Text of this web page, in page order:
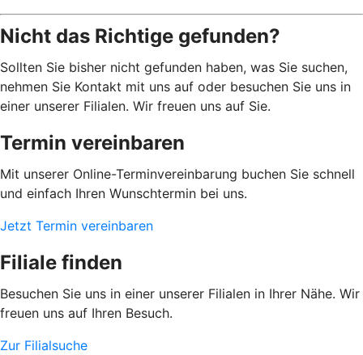
Nicht das Richtige gefunden?
Sollten Sie bisher nicht gefunden haben, was Sie suchen,
nehmen Sie Kontakt mit uns auf oder besuchen Sie uns in
einer unserer Filialen. Wir freuen uns auf Sie.
Termin vereinbaren
Mit unserer Online-Terminvereinbarung buchen Sie schnell
und einfach Ihren Wunschtermin bei uns.
Jetzt Termin vereinbaren
Filiale finden
Besuchen Sie uns in einer unserer Filialen in Ihrer Nähe. Wir
freuen uns auf Ihren Besuch.
Zur Filialsuche